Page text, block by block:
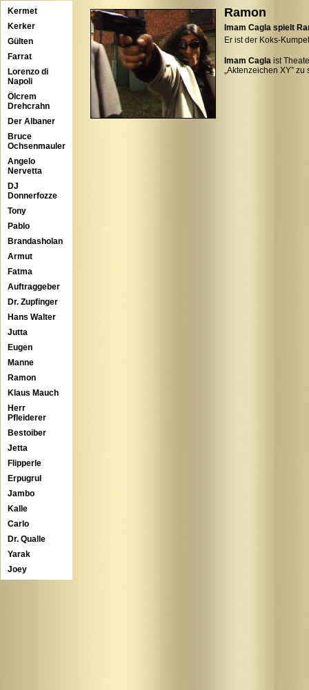
Kermet
Kerker
Gülten
Farrat
Lorenzo di
Napoli
Ölcrem
Drehcrahn
Der Albaner
Bruce
Ochsenmauler
Angelo
Nervetta
DJ
Donnerfozze
Tony
Pablo
Brandasholan
Armut
Fatma
Auftraggeber
Dr. Zupfinger
Hans Walter
Jutta
Eugen
Manne
Ramon
Klaus Mauch
Herr
Pfleiderer
Bestoiber
Jetta
Flipperle
Erpugrul
Jambo
Kalle
Carlo
Dr. Qualle
Yarak
Joey
Ramon
Imam Cagla spielt
Er ist der Koks-
Imam Cagla ist
„Aktenzeichen XY” zu